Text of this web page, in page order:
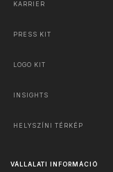
KARRIER
PRESS KIT
LOGO KIT
INSIGHTS
HELYSZÍNI TÉRKÉP
VÁLLALATI INFORMÁCIÓ